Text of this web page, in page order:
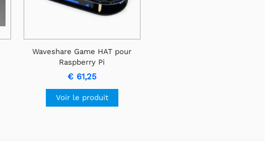
Waveshare Game HAT pour
Raspberry Pi
€ 61,25
Voir le produit